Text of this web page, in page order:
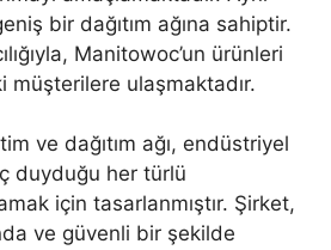
bir dağıtım ağına sahiptir.
Manitowoc’un ürünleri
müşterilere ulaşmaktadır.
ve dağıtım ağı, endüstriyel
duyduğu her türlü
için tasarlanmıştır. Şirket,
ve güvenli bir şekilde